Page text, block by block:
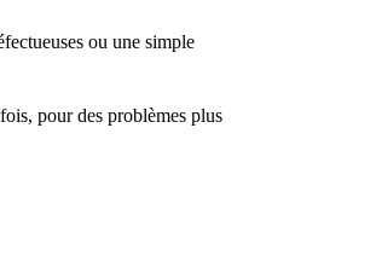
ou une simple
pour des problèmes plus